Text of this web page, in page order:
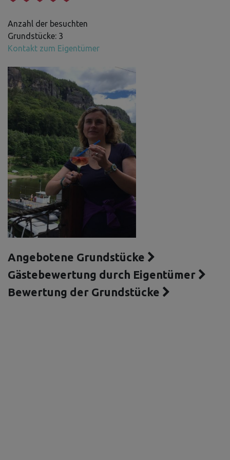
Anzahl der besuchten
Grundstücke: 3
Kontakt zum Eigentümer
Angebotene Grundstücke
Gästebewertung durch Eigentümer
Bewertung der Grundstücke